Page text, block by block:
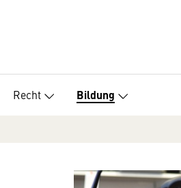
Recht Bildung